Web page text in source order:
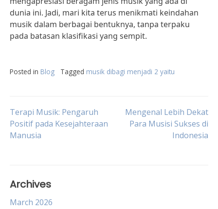
dunia ini. Jadi, mari kita terus menikmati keindahan
musik dalam berbagai bentuknya, tanpa terpaku
pada batasan klasifikasi yang sempit.
Posted in Blog Tagged musik dibagi menjadi 2 yaitu
Post
navigation
Terapi Musik: Pengaruh
Positif pada Kesejahteraan
Manusia
Mengenal Lebih Dekat
Para Musisi Sukses di
Indonesia
Archives
March 2026